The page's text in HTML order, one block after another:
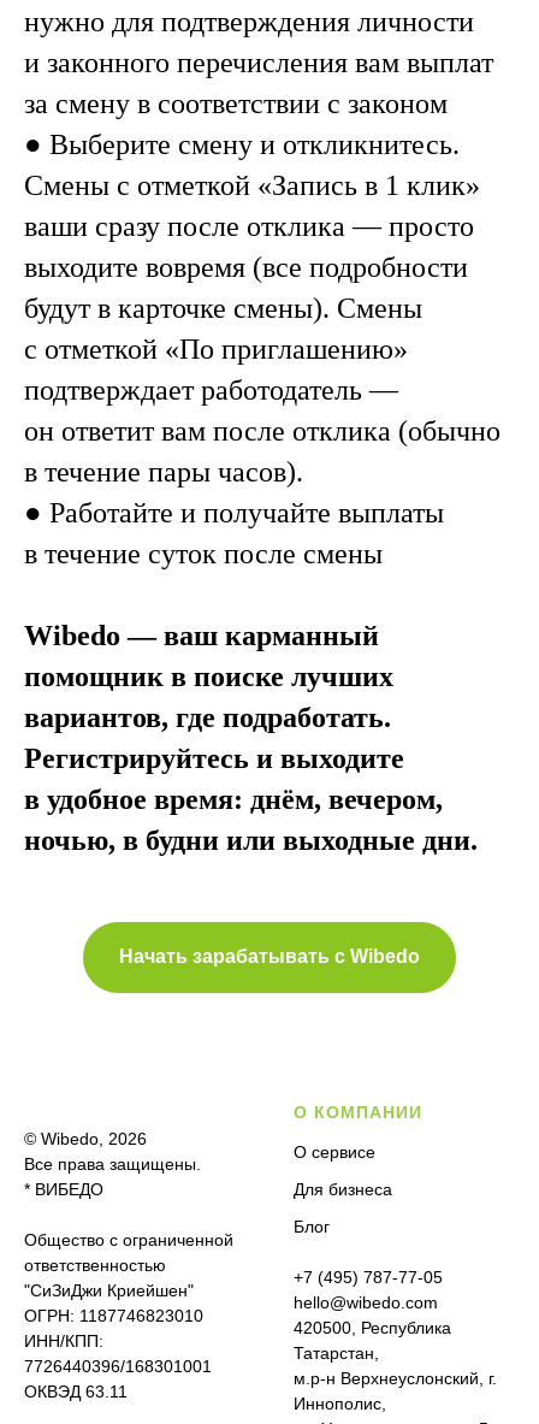
нужно для подтверждения личности
и законного перечисления вам выплат
за смену в соответствии с законом
● Выберите смену и откликнитесь.
Смены с отметкой «Запись в 1 клик»
ваши сразу после отклика — просто
выходите вовремя (все подробности
будут в карточке смены). Смены
с отметкой «По приглашению»
подтверждает работодатель —
он ответит вам после отклика (обычно
в течение пары часов).
● Работайте и получайте выплаты
в течение суток после смены
Wibedo — ваш карманный
помощник в поиске лучших
вариантов, где подработать.
Регистрируйтесь и выходите
в удобное время: днём, вечером,
ночью, в будни или выходные дни.
Начать зарабатывать с Wibedo
© Wibedo, 2026
Все права защищены.
* ВИБЕДО
Общество с ограниченной
ответственностью
"СиЗиДжи Криейшен"
ОГРН: 1187746823010
ИНН/КПП:
7726440396/168301001
ОКВЭД 63.11
О КОМПАНИИ
О сервисе
Для бизнеса
Блог
+7 (495) 787-77-05
hello@wibedo.com
420500, Республика
Татарстан,
м.р-н Верхнеуслонский, г.
Иннополис,